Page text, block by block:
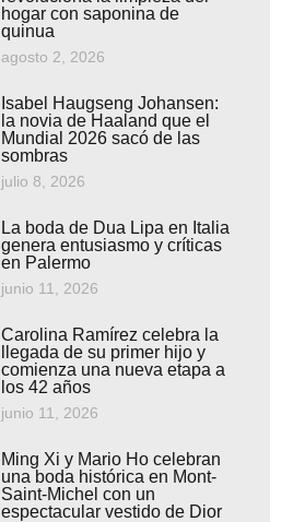
hogar con saponina de
quinua
agosto 2, 2026
Isabel Haugseng Johansen:
la novia de Haaland que el
Mundial 2026 sacó de las
sombras
julio 8, 2026
La boda de Dua Lipa en Italia
genera entusiasmo y críticas
en Palermo
junio 11, 2026
Carolina Ramírez celebra la
llegada de su primer hijo y
comienza una nueva etapa a
los 42 años
junio 11, 2026
Ming Xi y Mario Ho celebran
una boda histórica en Mont-
Saint-Michel con un
espectacular vestido de Dior